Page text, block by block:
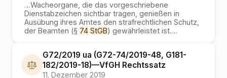
…Wacheorgane, die das vorgeschriebene
Dienstabzeichen sichtbar tragen, genießen in
Ausübung ihres Amtes den strafrechtlichen Schutz,
der Beamten (§ 74 StGB) gewährleistet ist.…
G72/2019 ua (G72-74/2019-48, G181-
182/2019-18)—VfGH Rechtssatz
11. Dezember 2019